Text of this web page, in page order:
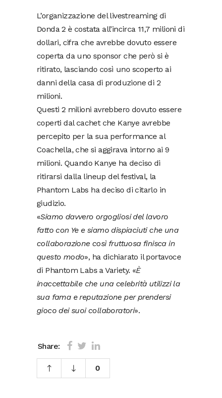
L’organizzazione del livestreaming di
Donda 2 è costata all’incirca 11,7 milioni di
dollari, cifra che avrebbe dovuto essere
coperta da uno sponsor che però si è
ritirato, lasciando così uno scoperto ai
danni della casa di produzione di 2
milioni.
Questi 2 milioni avrebbero dovuto essere
coperti dal cachet che Kanye avrebbe
percepito per la sua performance al
Coachella, che si aggirava intorno ai 9
milioni. Quando Kanye ha deciso di
ritirarsi dalla lineup del festival, la
Phantom Labs ha deciso di citarlo in
giudizio.
«Siamo davvero orgogliosi del lavoro
fatto con Ye e siamo dispiaciuti che una
collaborazione così fruttuosa finisca in
questo modo», ha dichiarato il portavoce
di Phantom Labs a Variety. «È
inaccettabile che una celebrità utilizzi la
sua fama e reputazione per prendersi
gioco dei suoi collaboratori».
Share:
0